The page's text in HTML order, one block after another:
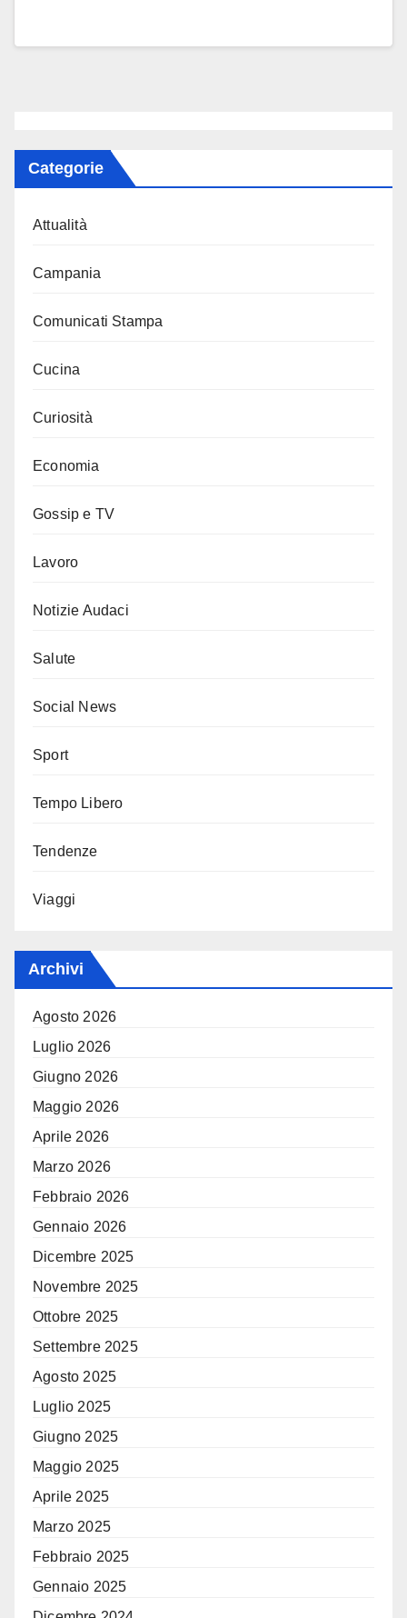
Categorie
Attualità
Campania
Comunicati Stampa
Cucina
Curiosità
Economia
Gossip e TV
Lavoro
Notizie Audaci
Salute
Social News
Sport
Tempo Libero
Tendenze
Viaggi
Archivi
Agosto 2026
Luglio 2026
Giugno 2026
Maggio 2026
Aprile 2026
Marzo 2026
Febbraio 2026
Gennaio 2026
Dicembre 2025
Novembre 2025
Ottobre 2025
Settembre 2025
Agosto 2025
Luglio 2025
Giugno 2025
Maggio 2025
Aprile 2025
Marzo 2025
Febbraio 2025
Gennaio 2025